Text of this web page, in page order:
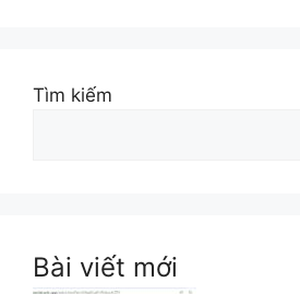
Tìm kiếm
Bài viết mới